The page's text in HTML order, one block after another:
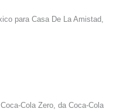
para Casa De La Amistad,
Cola Zero, da Coca-Cola